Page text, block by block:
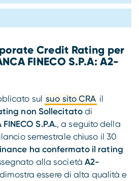
Credit Rating per
FINECO S.P.A: A2-
sul suo sito CRA il
non Sollecitatodi
S.P.A., a seguito della
semestrale chiuso il 30
ha confermato il rating
alla società A2-
essere di alta qualità e